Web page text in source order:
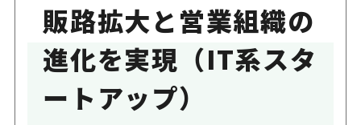
販路拡大と営業組織の
進化を実現（IT系スタ
ートアップ）